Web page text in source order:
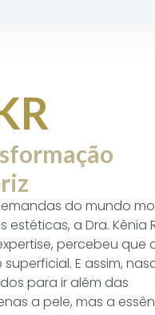
do mundo
a Dra. Kênia
percebeu que
E assim,
para ir além das
a pele, mas a